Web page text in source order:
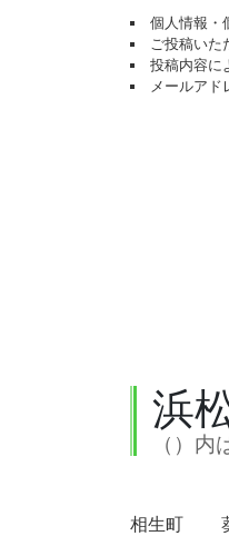
個人情報・
ご投稿いた
投稿内容に
メールアド
浜
（）
相生町